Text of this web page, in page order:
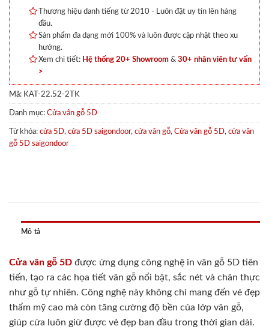
Thương hiệu danh tiếng từ 2010 - Luôn đặt uy tín lên hàng
đầu.
Sản phẩm đa dạng mới 100% và luôn được cập nhật theo xu
hướng.
Xem chi tiết: Hệ thống 20+ Showroom & 30+ nhân viên tư vấn
>
Mã: KAT-22.52-2TK
Danh mục: Cửa vân gỗ 5D
Từ khóa: cửa 5D, cửa 5D saigondoor, cửa vân gỗ, Cửa vân gỗ 5D, cửa vân
gỗ 5D saigondoor
Mô tả
Cửa vân gỗ 5D được ứng dụng công nghệ in vân gỗ 5D tiên
tiến, tạo ra các họa tiết vân gỗ nổi bật, sắc nét và chân thực
như gỗ tự nhiên. Công nghệ này không chỉ mang đến vẻ đẹp
thẩm mỹ cao mà còn tăng cường độ bền của lớp vân gỗ,
giúp cửa luôn giữ được vẻ đẹp ban đầu trong thời gian dài.